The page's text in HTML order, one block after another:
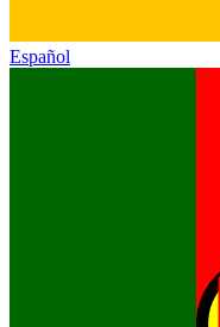
Español